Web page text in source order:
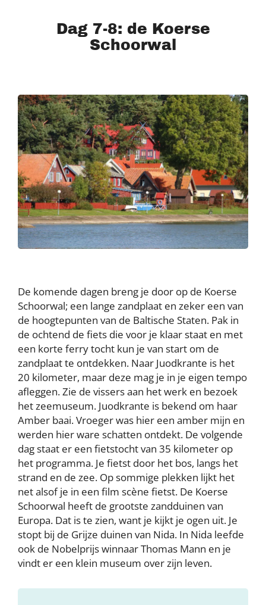
Dag 7-8: de Koerse
Schoorwal
De komende dagen breng je door op de Koerse
Schoorwal; een lange zandplaat en zeker een van
de hoogtepunten van de Baltische Staten. Pak in
de ochtend de fiets die voor je klaar staat en met
een korte ferry tocht kun je van start om de
zandplaat te ontdekken. Naar Juodkrante is het
20 kilometer, maar deze mag je in je eigen tempo
afleggen. Zie de vissers aan het werk en bezoek
het zeemuseum. Juodkrante is bekend om haar
Amber baai. Vroeger was hier een amber mijn en
werden hier ware schatten ontdekt. De volgende
dag staat er een fietstocht van 35 kilometer op
het programma. Je fietst door het bos, langs het
strand en de zee. Op sommige plekken lijkt het
net alsof je in een film scène fietst. De Koerse
Schoorwal heeft de grootste zandduinen van
Europa. Dat is te zien, want je kijkt je ogen uit. Je
stopt bij de Grijze duinen van Nida. In Nida leefde
ook de Nobelprijs winnaar Thomas Mann en je
vindt er een klein museum over zijn leven.